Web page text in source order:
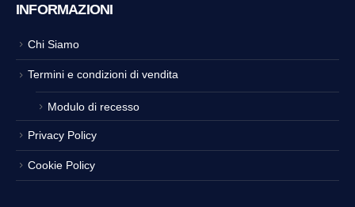
INFORMAZIONI
Chi Siamo
Termini e condizioni di vendita
Modulo di recesso
Privacy Policy
Cookie Policy